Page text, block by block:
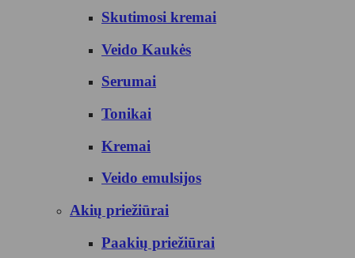
Skutimosi kremai
Veido Kaukės
Serumai
Tonikai
Kremai
Veido emulsijos
Akių priežiūrai
Paakių priežiūrai